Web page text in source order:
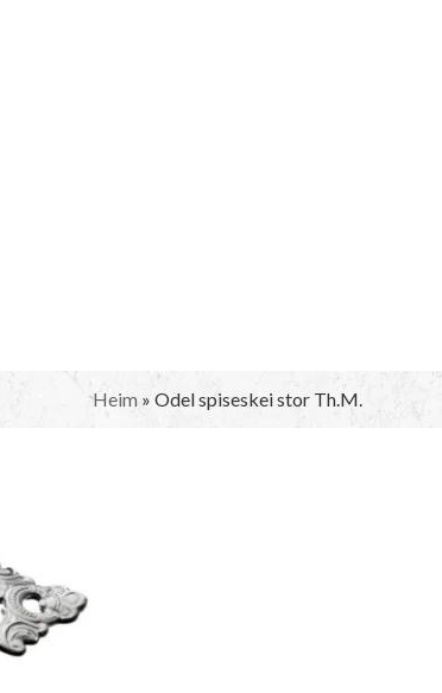
Heim» Odel spiseskei stor Th.M.